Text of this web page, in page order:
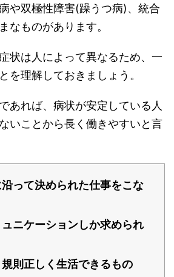
や双極性障害(躁うつ病)、統合
なものがあります。
状は人によって異なるため、一
を理解しておきましょう。
あれば、病状が安定している人
いことから長く働きやすいと言
って決められた仕事をこな
ニケーションしか求められ
則正しく生活できるもの